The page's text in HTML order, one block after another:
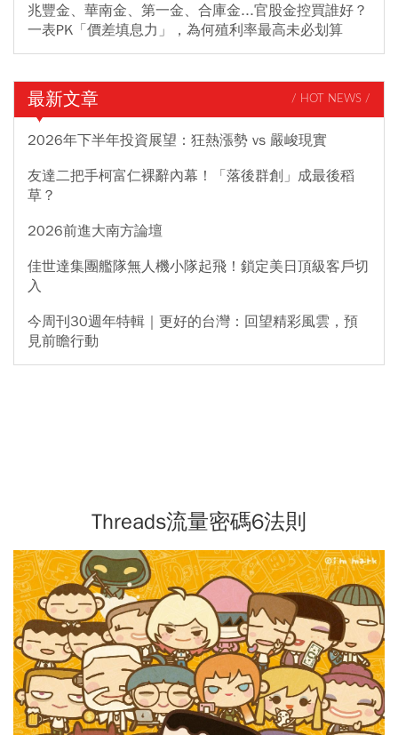
兆豐金、華南金、第一金、合庫金...官股金控買誰好？
一表PK「價差填息力」，為何殖利率最高未必划算
最新文章 / HOT NEWS /
2026年下半年投資展望：狂熱漲勢 vs 嚴峻現實
友達二把手柯富仁裸辭內幕！「落後群創」成最後稻
草？
2026前進大南方論壇
佳世達集團艦隊無人機小隊起飛！鎖定美日頂級客戶切
入
今周刊30週年特輯｜更好的台灣：回望精彩風雲，預
見前瞻行動
Threads流量密碼6法則